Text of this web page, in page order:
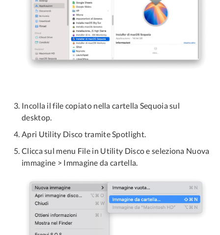
Incolla il file copiato nella cartella Sequoia sul
desktop.
Apri Utility Disco tramite Spotlight.
Clicca sul menu File in Utility Disco e seleziona Nuova
immagine > Immagine da cartella.